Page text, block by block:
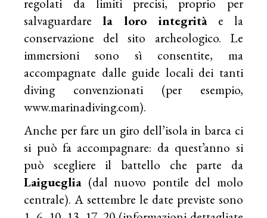
salvaguardarela loro integritàe la
conservazione del sito archeologico. Le
immersioni sono sì consentite, ma
accompagnate dalle guide locali dei tanti
diving convenzionati (per esempio,
www.marinadiving.com).
Anche per fare un giro dell’isola in barca ci
si può fa accompagnare: da quest’anno si
può scegliere il battello che parte da
Laigueglia (dal nuovo pontile del molo
centrale). A settembre le date previste sono